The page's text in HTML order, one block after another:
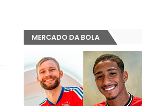
MERCADO DA BOLA